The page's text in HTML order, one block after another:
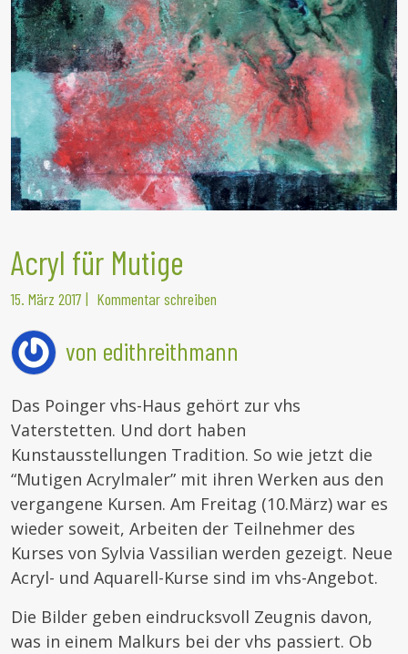
Acryl für Mutige
15. März 2017 | Kommentar schreiben
von edithreithmann
Das Poinger vhs-Haus gehört zur vhs
Vaterstetten. Und dort haben
Kunstausstellungen Tradition. So wie jetzt die
“Mutigen Acrylmaler” mit ihren Werken aus den
vergangene Kursen. Am Freitag (10.März) war es
wieder soweit, Arbeiten der Teilnehmer des
Kurses von Sylvia Vassilian werden gezeigt. Neue
Acryl- und Aquarell-Kurse sind im vhs-Angebot.
Die Bilder geben eindrucksvoll Zeugnis davon,
was in einem Malkurs bei der vhs passiert. Ob